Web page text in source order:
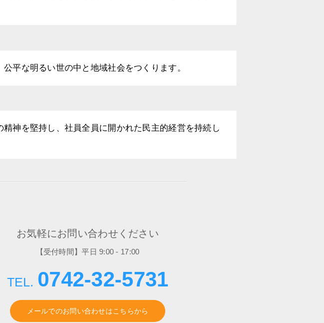
平な明るい世の中と地域社会をつくります。
神を堅持し、社員全員に開かれた民主的経営を持続し
お気軽にお問い合わせください
【受付時間】平日 9:00 - 17:00
0742-32-5731
メールでのお問い合わせはこちらから